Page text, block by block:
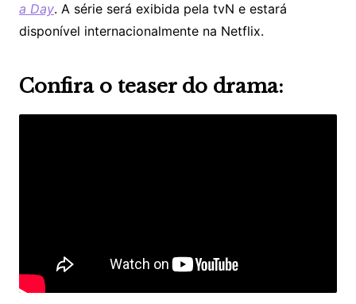
a Day. A série será exibida pela tvN e estará
disponível internacionalmente na Netflix.
Confira o teaser do drama: